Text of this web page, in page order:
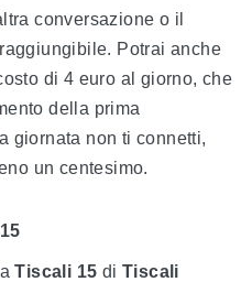
conversazione o il
Potrai anche
di 4 euro al giorno, che
della prima
giornata non ti connetti,
un centesimo.
Tiscali 15 diTiscali